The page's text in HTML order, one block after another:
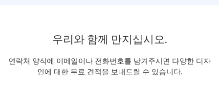
우리와 함께 만지십시오.
연락처 양식에 이메일이나 전화번호를 남겨주시면 다양한 디자
인에 대한 무료 견적을 보내드릴 수 있습니다.